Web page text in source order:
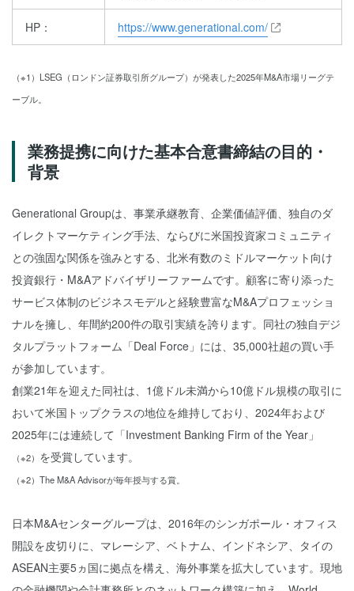
HP： https://www.generational.com/
（※1）LSEG（ロンドン証券取引所グループ）が発表した2025年M&A市場リーグテ
ーブル。
業務提携に向けた基本合意書締結の目的・
背景
Generational Groupは、事業承継教育、企業価値評価、独自のダ
イレクトマーケティング手法、ならびに米国投資家コミュニティ
との強固な関係を強みとする、北米有数のミドルマーケット向け
投資銀行・M&Aアドバイザリーファームです。顧客に寄り添った
サービス体制のビジネスモデルと経験豊富なM&Aプロフェッショ
ナルを擁し、年間約200件の取引実績を誇ります。同社の独自デジ
タルプラットフォーム「Deal Force」には、35,000社超の買い手
が参加しています。
創業21年を迎えた同社は、1億ドル未満から10億ドル規模の取引に
おいて米国トップクラスの地位を維持しており、2024年および
2025年には連続して「Investment Banking Firm of the Year」
（※2） を受賞しています。
（※2）The M&A Advisorが毎年授与する賞。
日本M&Aセンターグループは、2016年のシンガポール・オフィス
開設を皮切りに、マレーシア、ベトナム、インドネシア、タイの
ASEAN主要5ヵ国に拠点を構え、海外事業を拡大しています。現地